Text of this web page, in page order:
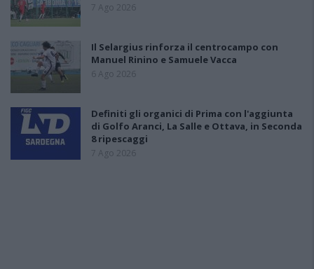
7 Ago 2026
Il Selargius rinforza il centrocampo con
Manuel Rinino e Samuele Vacca
6 Ago 2026
Definiti gli organici di Prima con l'aggiunta
di Golfo Aranci, La Salle e Ottava, in Seconda
8 ripescaggi
7 Ago 2026